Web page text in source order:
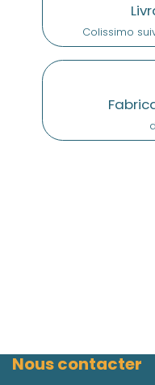
Colissimo
Nous contacter